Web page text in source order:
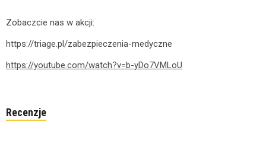
Zobaczcie nas w akcji:
https://triage.pl/zabezpieczenia-medyczne
https://youtube.com/watch?v=b-yDo7VMLoU
Recenzje